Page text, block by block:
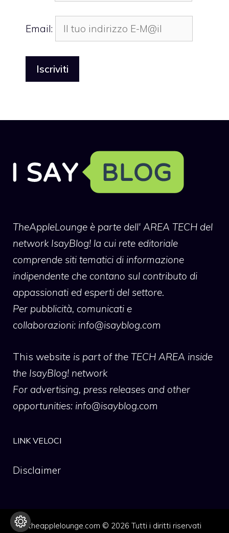
Email:
TheAppleLounge è parte dell' AREA TECH del
network IsayBlog! la cui rete editoriale
comprende siti tematici di informazione
indipendente che contano sul contributo di
appassionati ed esperti del settore.
Per pubblicità, comunicati e
collaborazioni: info@isayblog.com
This website is part of the TECH AREA inside
the IsayBlog! network
For advertising, press releases and other
opportunities: info@isayblog.com
LINK VELOCI
Disclaimer
theapplelounge.com © 2026 Tutti i diritti riservati